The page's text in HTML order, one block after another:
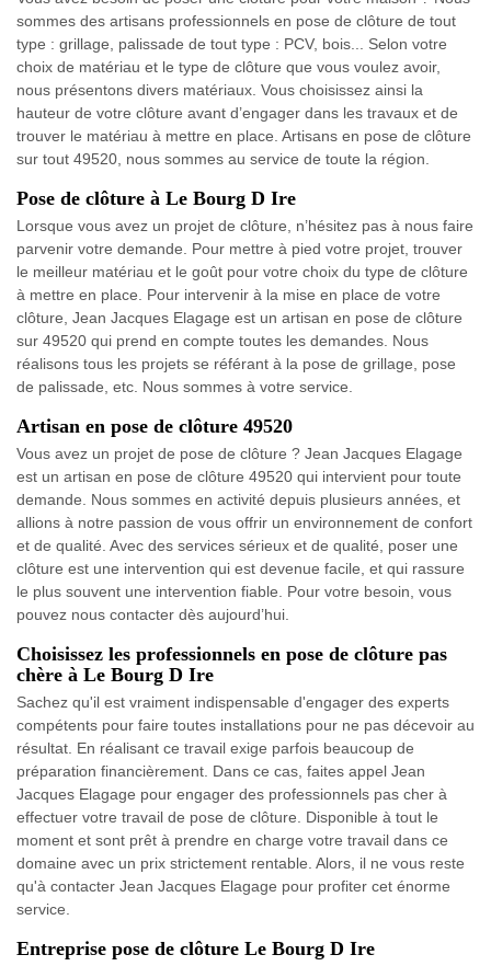
sommes des artisans professionnels en pose de clôture de tout
type : grillage, palissade de tout type : PCV, bois... Selon votre
choix de matériau et le type de clôture que vous voulez avoir,
nous présentons divers matériaux. Vous choisissez ainsi la
hauteur de votre clôture avant d’engager dans les travaux et de
trouver le matériau à mettre en place. Artisans en pose de clôture
sur tout 49520, nous sommes au service de toute la région.
Pose de clôture à Le Bourg D Ire
Lorsque vous avez un projet de clôture, n’hésitez pas à nous faire
parvenir votre demande. Pour mettre à pied votre projet, trouver
le meilleur matériau et le goût pour votre choix du type de clôture
à mettre en place. Pour intervenir à la mise en place de votre
clôture, Jean Jacques Elagage est un artisan en pose de clôture
sur 49520 qui prend en compte toutes les demandes. Nous
réalisons tous les projets se référant à la pose de grillage, pose
de palissade, etc. Nous sommes à votre service.
Artisan en pose de clôture 49520
Vous avez un projet de pose de clôture ? Jean Jacques Elagage
est un artisan en pose de clôture 49520 qui intervient pour toute
demande. Nous sommes en activité depuis plusieurs années, et
allions à notre passion de vous offrir un environnement de confort
et de qualité. Avec des services sérieux et de qualité, poser une
clôture est une intervention qui est devenue facile, et qui rassure
le plus souvent une intervention fiable. Pour votre besoin, vous
pouvez nous contacter dès aujourd’hui.
Choisissez les professionnels en pose de clôture pas
chère à Le Bourg D Ire
Sachez qu'il est vraiment indispensable d'engager des experts
compétents pour faire toutes installations pour ne pas décevoir au
résultat. En réalisant ce travail exige parfois beaucoup de
préparation financièrement. Dans ce cas, faites appel Jean
Jacques Elagage pour engager des professionnels pas cher à
effectuer votre travail de pose de clôture. Disponible à tout le
moment et sont prêt à prendre en charge votre travail dans ce
domaine avec un prix strictement rentable. Alors, il ne vous reste
qu'à contacter Jean Jacques Elagage pour profiter cet énorme
service.
Entreprise pose de clôture Le Bourg D Ire